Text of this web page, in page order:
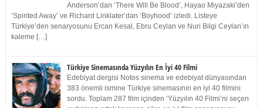
Anderson’dan ‘There Will Be Blood’, Hayao Miyazaki’den
‘Spirited Away’ ve Richard Linklater’dan ‘Boyhood’ izledi. Listeye
Türkiye’den senaryosunu Ercan Kesal, Ebru Ceylan ve Nuri Bilgi Ceylan’ın
kaleme […]
Türkiye Sinemasında Yüzyılın En İyi 40 Filmi
Edebiyat dergisi Notos sinema ve edebiyat dünyasından
383 önemli ismine Türkiye sinemasının en iyi 40 filmini
sordu. Toplam 287 film içinden ‘Yüzyılın 40 Filmi’ni seçen